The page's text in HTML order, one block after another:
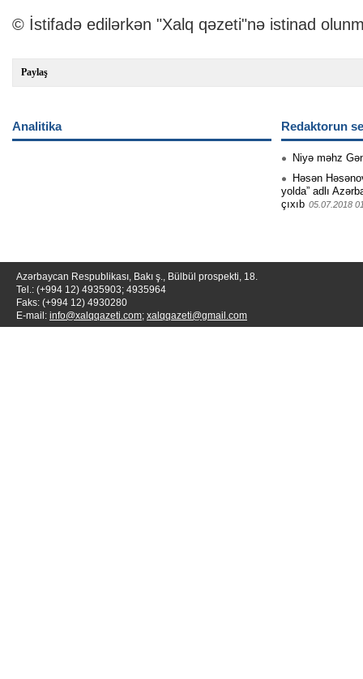
© İstifadə edilərkən "Xalq qəzeti"nə istinad
Paylaş
Analitika Redaktorun
Niyə məhz
Həsən
yolda” adlı
çıxıb 05.07.2018
Azərbaycan Respublikası, Bakı ş., Bülbül prospekti, 18.
Tel.: (+994 12) 4935903; 4935964
Faks: (+994 12) 4930280
E-mail: info@xalqqazeti.com; xalqqazeti@gmail.com